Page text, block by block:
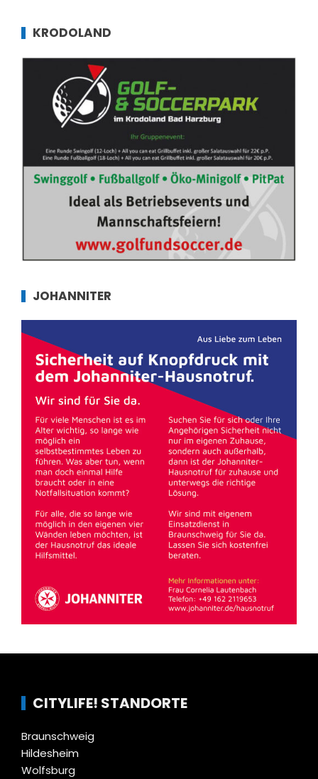
KRODOLAND
JOHANNITER
CITYLIFE! STANDORTE
Braunschweig
Hildesheim
Wolfsburg